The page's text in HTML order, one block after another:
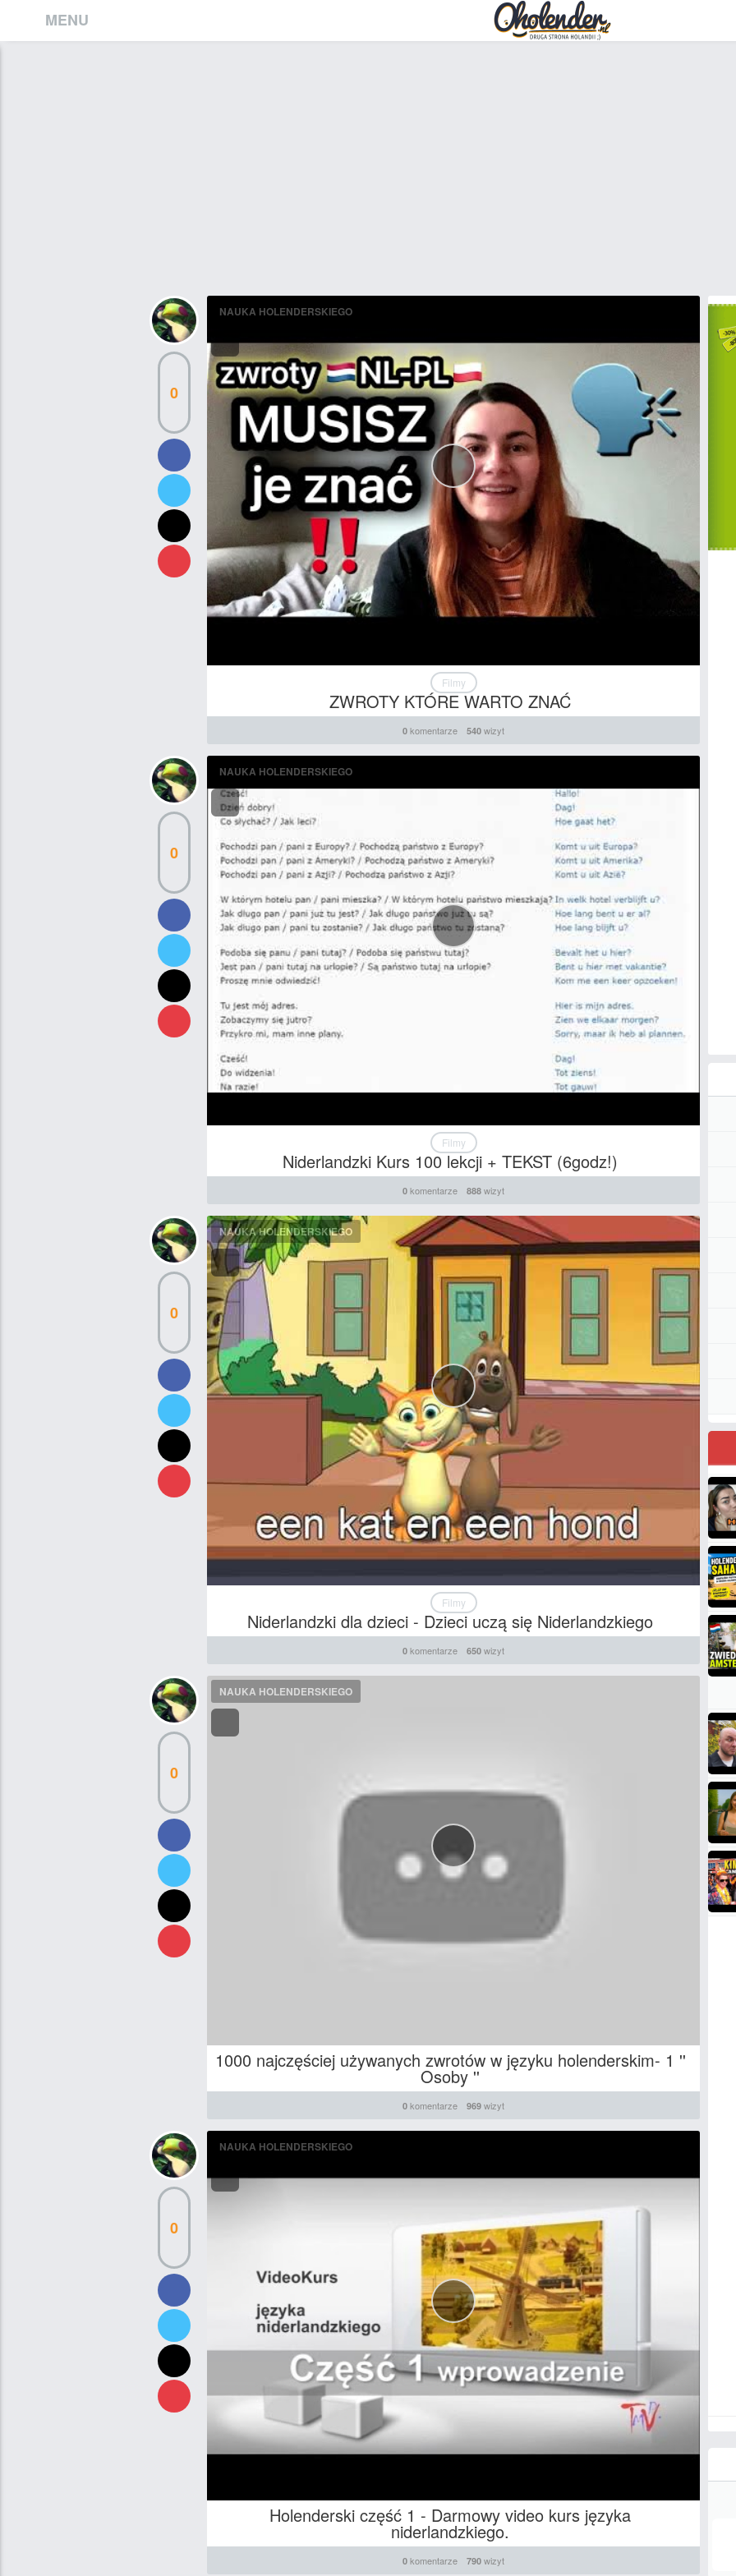
MENU
0
NAUKA HOLENDERSKIEGO
Filmy
ZWROTY KTÓRE WARTO ZNAĆ
0 komentarze 540 wizyt
0
NAUKA HOLENDERSKIEGO
Filmy
Niderlandzki Kurs 100 lekcji + TEKST (6godz!)
0 komentarze 888 wizyt
0
NAUKA HOLENDERSKIEGO
Filmy
Niderlandzki dla dzieci - Dzieci uczą się Niderlandzkiego
0 komentarze 650 wizyt
0
NAUKA HOLENDERSKIEGO
1000 najczęściej używanych zwrotów w języku holenderskim- 1 ''
Osoby ''
0 komentarze 969 wizyt
0
NAUKA HOLENDERSKIEGO
Holenderski część 1 - Darmowy video kurs języka
niderlandzkiego.
0 komentarze 790 wizyt